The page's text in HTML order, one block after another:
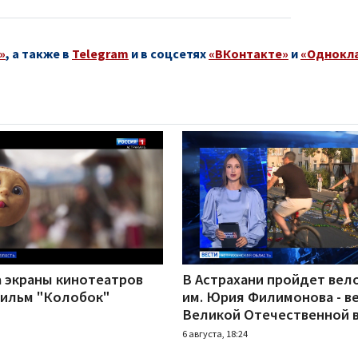
, а также в Telegram и в соцсетях «ВКонтакте» и
экраны кинотеатров
"Колобок"
В Астрахани пройдет
им. Юрия Филимонова -
Великой Отечественной
6 августа, 18:24